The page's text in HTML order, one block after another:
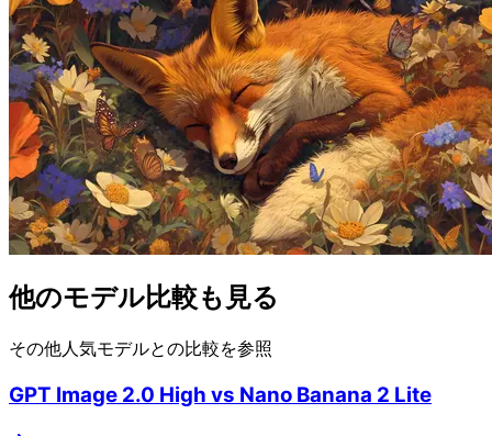
他のモデル比較も見る
その他人気モデルとの比較を参照
GPT Image 2.0 High vs Nano Banana 2 Lite